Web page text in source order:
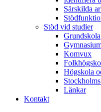
Särskilda
Stöd vid studier
Grundskola
Komvux
Högskola
Länkar
Kontakt